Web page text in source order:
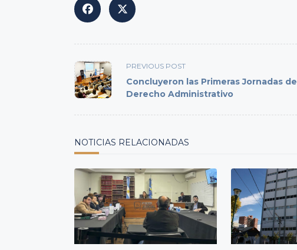
<span
class="nav-
subtitle
PREVIOUS POST
Concluyeron las Primeras Jornadas de
Derecho Administrativo
NOTICIAS RELACIONADAS